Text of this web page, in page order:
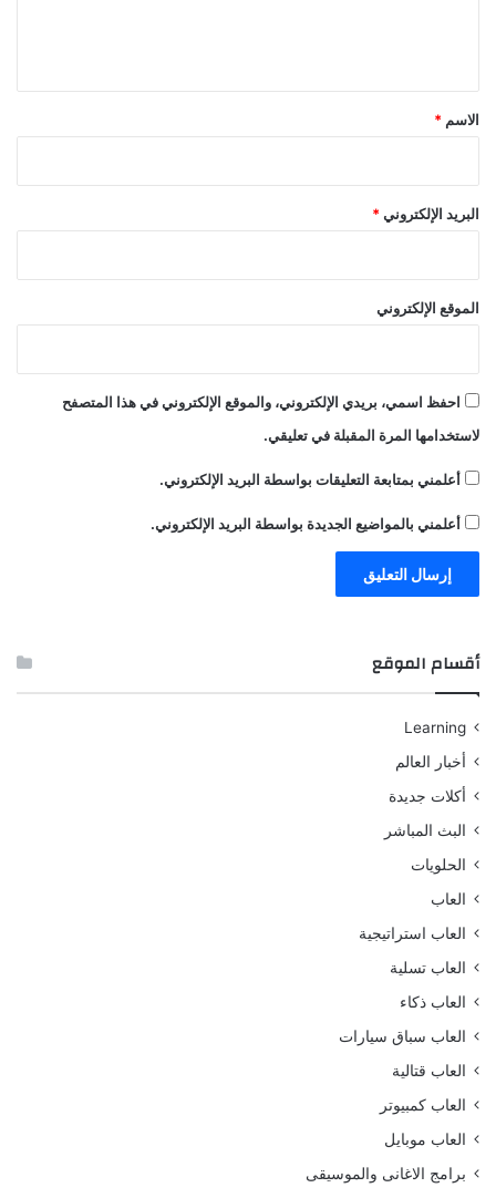
*
الاسم *
البريد الإلكتروني *
الموقع الإلكتروني
احفظ اسمي، بريدي الإلكتروني، والموقع الإلكتروني في هذا المتصفح
لاستخدامها المرة المقبلة في تعليقي.
أعلمني بمتابعة التعليقات بواسطة البريد الإلكتروني.
أعلمني بالمواضيع الجديدة بواسطة البريد الإلكتروني.
أقسام الموقع
Learning
أخبار العالم
أكلات جديدة
البث المباشر
الحلويات
العاب
العاب استراتيجية
العاب تسلية
العاب ذكاء
العاب سباق سيارات
العاب قتالية
العاب كمبيوتر
العاب موبايل
برامج الاغانى والموسيقى